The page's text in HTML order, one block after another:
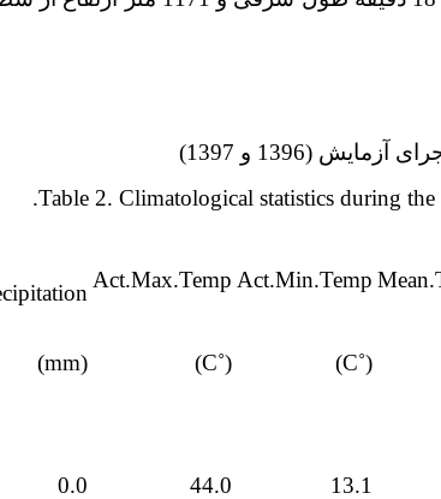
Table 2. Climatological statistics during
Act.Min.Temp
Act.Max.Temp
(˚C)
(˚C)
(mm)
13.1
44.0
0.0